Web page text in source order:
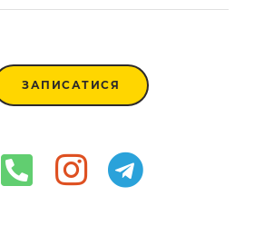
ЗАПИСАТИСЯ